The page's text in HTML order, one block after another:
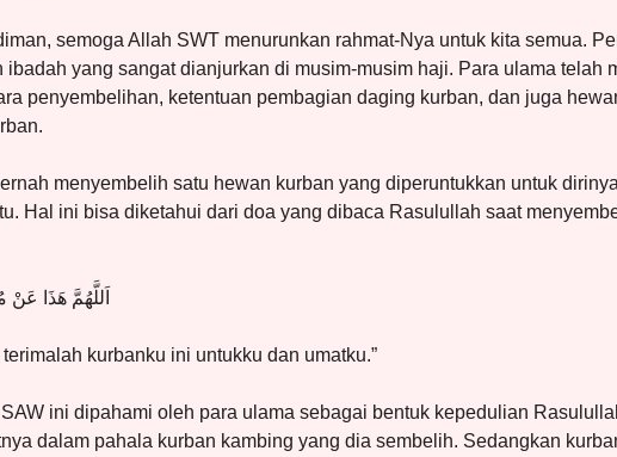
semoga Allah SWT menurunkan rahmat-Nya untuk kita semua.
ibadah yang sangat dianjurkan di musim-musim haji. Para ulama telah
penyembelihan, ketentuan pembagian daging kurban, dan juga
menyembelih satu hewan kurban yang diperuntukkan untuk
Hal ini bisa diketahui dari doa yang dibaca Rasulullah saat
اَللَّهُمَّ هَذَا
kurbanku ini untukku dan umatku.”
ini dipahami oleh para ulama sebagai bentuk kepedulian
dalam pahala kurban kambing yang dia sembelih. Sedangkan